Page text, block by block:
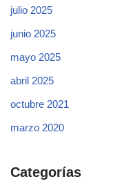
julio 2025
junio 2025
mayo 2025
abril 2025
octubre 2021
marzo 2020
Categorías